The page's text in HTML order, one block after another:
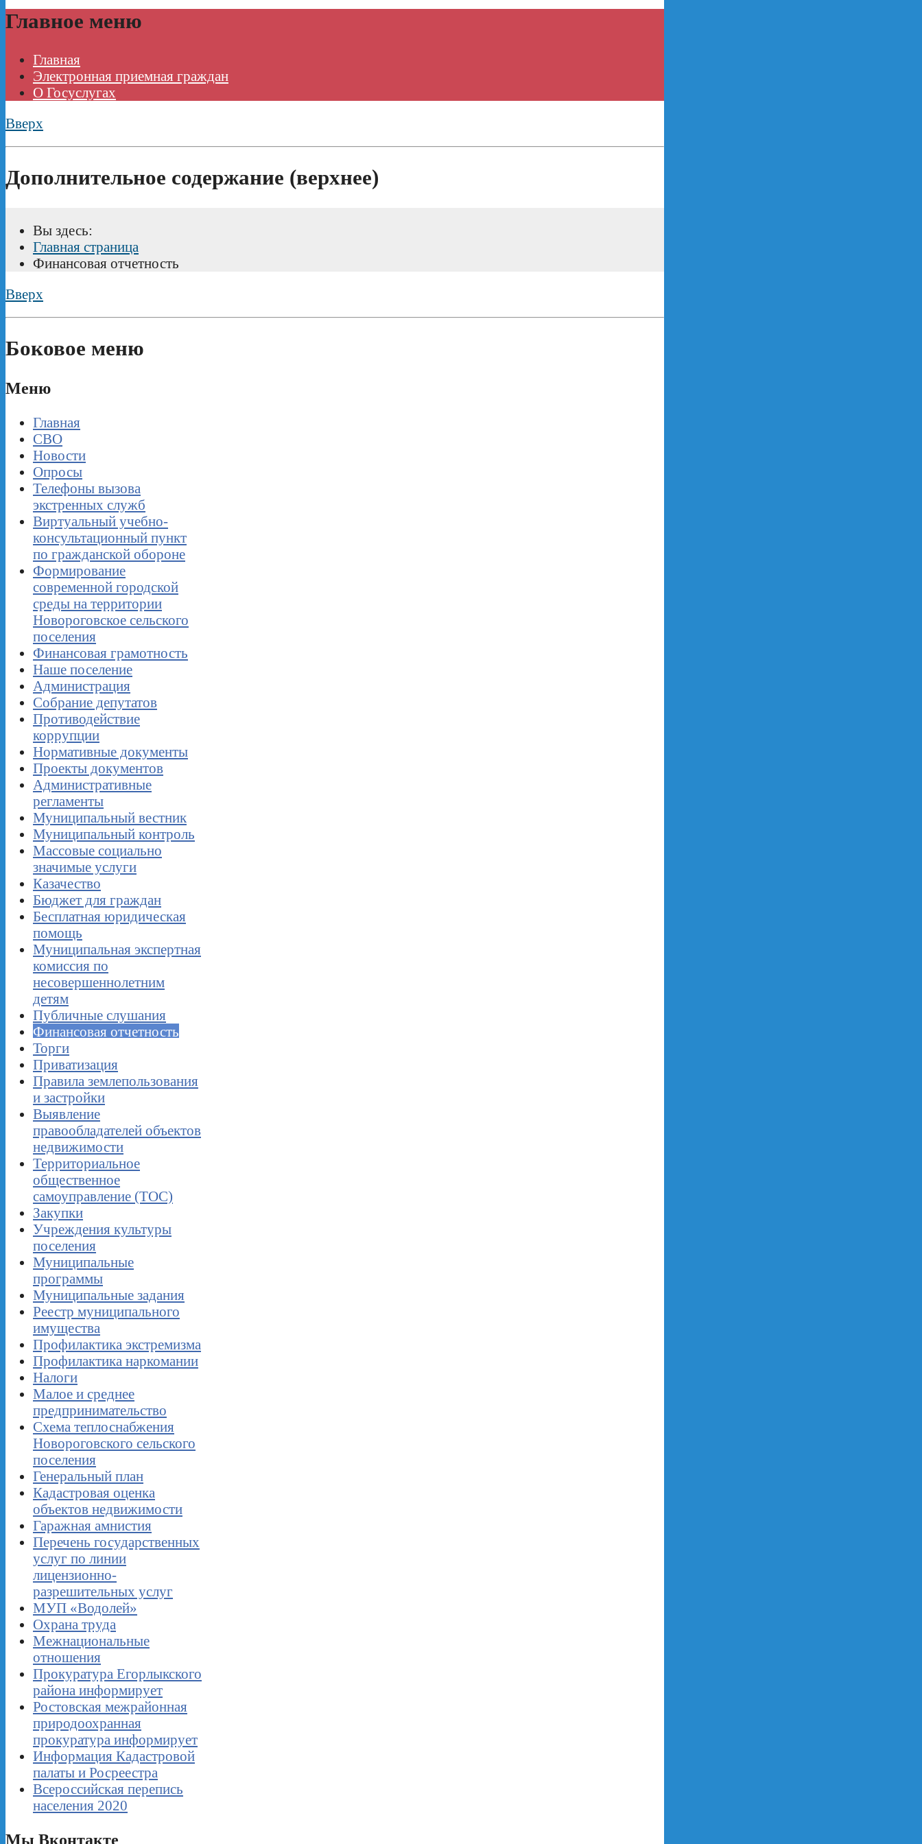
Главное меню
Главная
Электронная приемная граждан
О Госуслугах
Вверх
Дополнительное содержание (верхнее)
Вы здесь:
Главная страница
Финансовая отчетность
Вверх
Боковое меню
Меню
Главная
СВО
Новости
Опросы
Телефоны вызова
экстренных служб
Виртуальный учебно-
консультационный пункт
по гражданской обороне
Формирование
современной городской
среды на территории
Новороговское сельского
поселения
Финансовая грамотность
Наше поселение
Администрация
Собрание депутатов
Противодействие
коррупции
Нормативные документы
Проекты документов
Административные
регламенты
Муниципальный вестник
Муниципальный контроль
Массовые социально
значимые услуги
Казачество
Бюджет для граждан
Бесплатная юридическая
помощь
Муниципальная экспертная
комиссия по
несовершеннолетним
детям
Публичные слушания
Финансовая отчетность
Торги
Приватизация
Правила землепользования
и застройки
Выявление
правообладателей объектов
недвижимости
Территориальное
общественное
самоуправление (ТОС)
Закупки
Учреждения культуры
поселения
Муниципальные
программы
Муниципальные задания
Реестр муниципального
имущества
Профилактика экстремизма
Профилактика наркомании
Налоги
Малое и среднее
предпринимательство
Схема теплоснабжения
Новороговского сельского
поселения
Генеральный план
Кадастровая оценка
объектов недвижимости
Гаражная амнистия
Перечень государственных
услуг по линии
лицензионно-
разрешительных услуг
МУП «Водолей»
Охрана труда
Межнациональные
отношения
Прокуратура Егорлыкского
района информирует
Ростовская межрайонная
природоохранная
прокуратура информирует
Информация Кадастровой
палаты и Росреестра
Всероссийская перепись
населения 2020
Мы Вконтакте